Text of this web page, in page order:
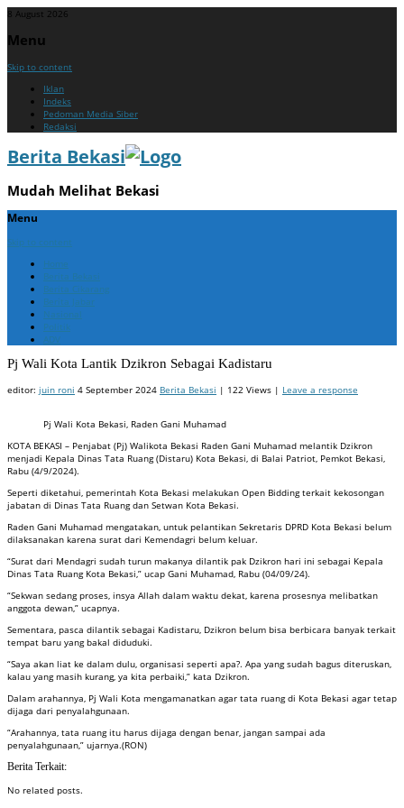
8 August 2026
Menu
Skip to content
Iklan
Indeks
Pedoman Media Siber
Redaksi
Berita Bekasi
Mudah Melihat Bekasi
Menu
Skip to content
Home
Berita Bekasi
Berita Cikarang
Berita Jabar
Nasional
Politik
ADV
Pj Wali Kota Lantik Dzikron Sebagai Kadistaru
editor: juin roni 4 September 2024 Berita Bekasi | 122 Views | Leave a response
Pj Wali Kota Bekasi, Raden Gani Muhamad
KOTA BEKASI – Penjabat (Pj) Walikota Bekasi Raden Gani Muhamad melantik Dzikron
menjadi Kepala Dinas Tata Ruang (Distaru) Kota Bekasi, di Balai Patriot, Pemkot Bekasi,
Rabu (4/9/2024).
Seperti diketahui, pemerintah Kota Bekasi melakukan Open Bidding terkait kekosongan
jabatan di Dinas Tata Ruang dan Setwan Kota Bekasi.
Raden Gani Muhamad mengatakan, untuk pelantikan Sekretaris DPRD Kota Bekasi belum
dilaksanakan karena surat dari Kemendagri belum keluar.
“Surat dari Mendagri sudah turun makanya dilantik pak Dzikron hari ini sebagai Kepala
Dinas Tata Ruang Kota Bekasi,” ucap Gani Muhamad, Rabu (04/09/24).
“Sekwan sedang proses, insya Allah dalam waktu dekat, karena prosesnya melibatkan
anggota dewan,” ucapnya.
Sementara, pasca dilantik sebagai Kadistaru, Dzikron belum bisa berbicara banyak terkait
tempat baru yang bakal diduduki.
“Saya akan liat ke dalam dulu, organisasi seperti apa?. Apa yang sudah bagus diteruskan,
kalau yang masih kurang, ya kita perbaiki,” kata Dzikron.
Dalam arahannya, Pj Wali Kota mengamanatkan agar tata ruang di Kota Bekasi agar tetap
dijaga dari penyalahgunaan.
“Arahannya, tata ruang itu harus dijaga dengan benar, jangan sampai ada
penyalahgunaan,” ujarnya.(RON)
Berita Terkait:
No related posts.